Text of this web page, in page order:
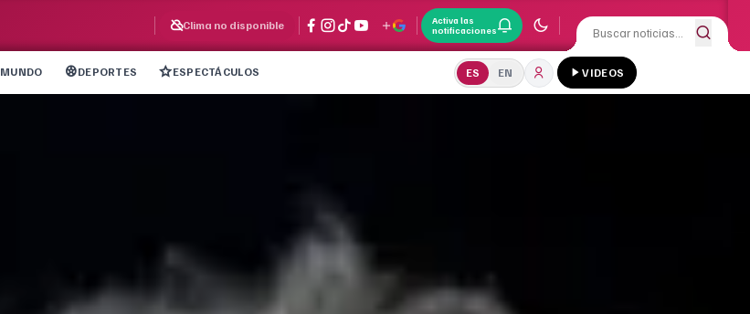
Clima no disponible
Activa las
notificaciones
MUNDO DEPORTES ESPECTÁCULOS ES EN VIDEOS